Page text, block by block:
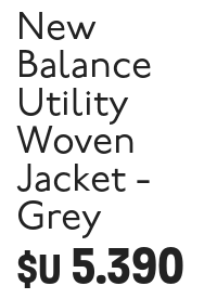
New
Balance
Utility
Woven
Jacket -
Grey
$U 5.390